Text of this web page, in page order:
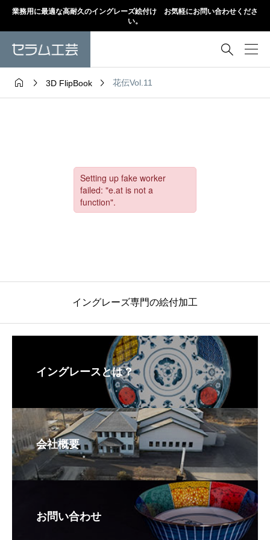
業務用に最適な高耐久のイングレーズ絵付け お気軽にお問い合わせくださ
い。

  3D FlipBook  花伝Vol.11
イングレーズ専門の絵付加工
イングレースとは？
会社概要
お問い合わせ